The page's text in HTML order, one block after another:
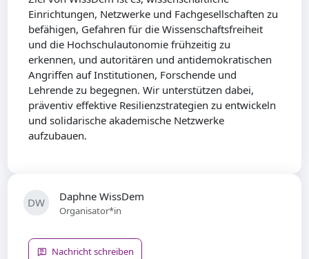
Einrichtungen, Netzwerke und Fachgesellschaften zu
befähigen, Gefahren für die Wissenschaftsfreiheit
und die Hochschulautonomie frühzeitig zu
erkennen, und autoritären und antidemokratischen
Angriffen auf Institutionen, Forschende und
Lehrende zu begegnen. Wir unterstützen dabei,
präventiv effektive Resilienzstrategien zu entwickeln
und solidarische akademische Netzwerke
aufzubauen.
DW Daphne WissDem
Organisator*in
Nachricht schreiben